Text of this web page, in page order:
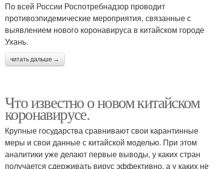
По всей России Роспотребнадзор проводит
противоэпидемические мероприятия, связанные с
выявлением нового коронавируса в китайском городе
Ухань.
читать дальше →
Что известно о новом китайском
коронавирусе.
Крупные государства сравнивают свои карантинные
меры и свои данные с китайской моделью. При этом
аналитики уже делают первые выводы, у каких стран
получается сдерживать вирус эффективно, а у каких не